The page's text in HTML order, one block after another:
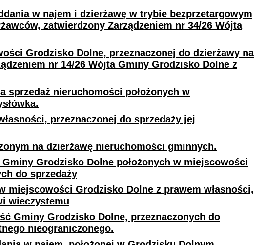
w najem i dzierżawę w trybie bezprzetargowym
zatwierdzony Zarządzeniem nr 34/26 Wójta
Grodzisko Dolne, przeznaczonej do dzierżawy na
nr 14/26 Wójta Gminy Grodzisko Dolne z
sprzedaż nieruchomości położonych w
przeznaczonej do sprzedaży jej
na dzierżawę nieruchomości gminnych.
Grodzisko Dolne położonych w miejscowości
do sprzedaży
miejscowości Grodzisko Dolne z prawem własności,
wieczystemu
Gminy Grodzisko Dolne, przeznaczonych do
nieograniczonego.